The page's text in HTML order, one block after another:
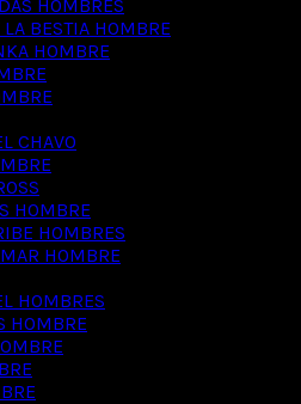
HOMBRES
LA BESTIA HOMBRE
HOMBRE
CHAVO
HOMBRE
HOMBRES
HOMBRE
HOMBRES
HOMBRE